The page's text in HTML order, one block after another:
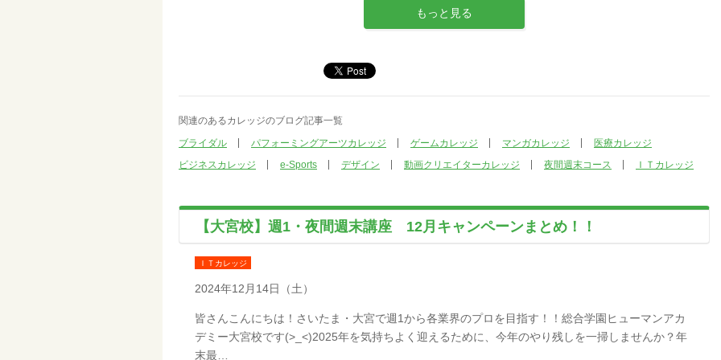
もっと見る
関連のあるカレッジのブログ記事一覧
ブライダル
パフォーミングアーツカレッジ ゲームカレッジ マンガカレッジ
医療カレッジ
ビジネスカレッジ
e-Sports デザイン 動画クリエイターカレッジ 夜間週末コース ＩＴカレッジ
【大宮校】週1・夜間週末講座 12月キャンペーンまとめ！！
ＩＴカレッジ
2024年12月14日（土）
皆さんこんにちは！さいたま・大宮で週1から各業界のプロを目指す！！総合学園ヒューマンアカ
デミー大宮校です(>_<)2025年を気持ちよく迎えるために、今年のやり残しを一掃しませんか？年
末最…